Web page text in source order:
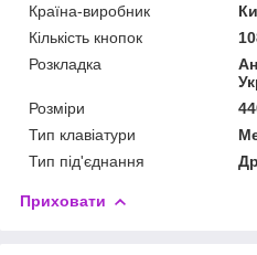
Країна-виробник
Кількість кнопок
Розкладка
Розміри
Тип клавіатури
Тип під'єднання
Приховати